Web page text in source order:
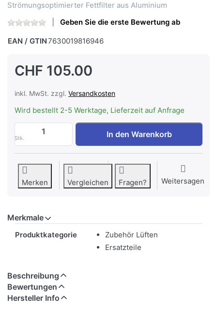
Strömungsoptimierter Fettfilter aus Aluminium
Geben Sie die erste Bewertung ab
EAN / GTIN7630019816946
CHF 105.00
inkl. MwSt. zzgl. Versandkosten
Wird bestellt 2-5 Werktage, Lieferzeit auf Anfrage
Stk.
WESCO Fettfilter 380 x 270 x 9 mm,
In den Warenkorb
Merken Vergleichen Fragen? Weitersagen
Merkmale
Produktkategorie
Zubehör Lüften
Ersatzteile
Beschreibung
Bewertungen
Hersteller Info